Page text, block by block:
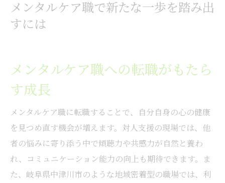
メンタルケア職で新たな一歩を踏み出
すには
メンタルケア職への転職がもたら
す成長
メンタルケア職に転職することで、自分自身の心の健康
を見つめ直す機会が増えます。対人支援の現場では、他
者の悩みに寄り添う中で傾聴力や共感力が自然と養わ
れ、コミュニケーション能力の向上も期待できます。ま
た、岐阜県中津川市のような地域密着型の職場では、利